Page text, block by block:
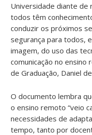
Universidade diante
todos têm
conduzir os próximos
segurança para todos,
imagem, do uso das
comunicação no
de Graduação, Daniel
O documento lembra
o ensino remoto “veio
necessidades de
tempo, tanto por